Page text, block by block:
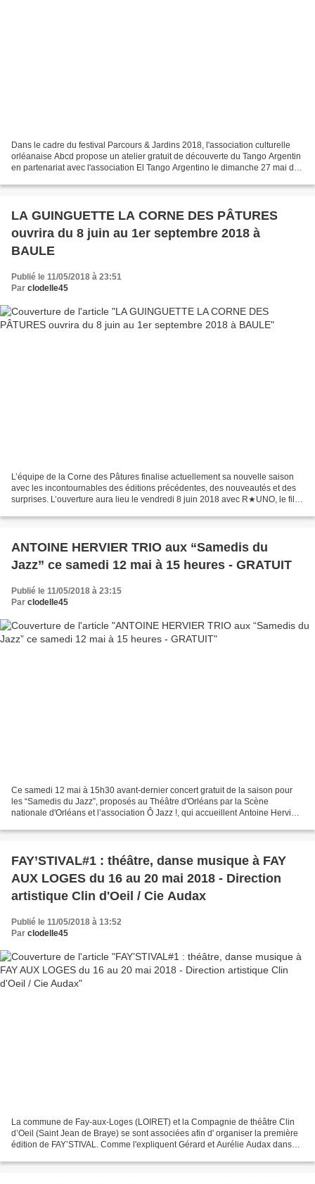
Dans le cadre du festival Parcours & Jardins 2018, l'association culturelle
orléanaise Abcd propose un atelier gratuit de découverte du Tango Argentin
en partenariat avec l'association El Tango Argentino le dimanche 27 mai de
LA GUINGUETTE LA CORNE DES PÂTURES
ouvrira du 8 juin au 1er septembre 2018 à
BAULE
Publié le 11/05/2018 à 23:51
Par clodelle45
L’équipe de la Corne des Pâtures finalise actuellement sa nouvelle saison
avec les incontournables des éditions précédentes, des nouveautés et des
surprises. L’ouverture aura lieu le vendredi 8 juin 2018 avec R★UNO, le fils
ANTOINE HERVIER TRIO aux “Samedis du
Jazz” ce samedi 12 mai à 15 heures - GRATUIT
Publié le 11/05/2018 à 23:15
Par clodelle45
Ce samedi 12 mai à 15h30 avant-dernier concert gratuit de la saison pour
les “Samedis du Jazz”, proposés au Théâtre d'Orléans par la Scène
nationale d'Orléans et l’association Ô Jazz !, qui accueillent Antoine Hervier
FAY’STIVAL#1 : théâtre, danse musique à FAY
AUX LOGES du 16 au 20 mai 2018 - Direction
artistique Clin d'Oeil / Cie Audax
Publié le 11/05/2018 à 13:52
Par clodelle45
La commune de Fay-aux-Loges (LOIRET) et la Compagnie de théâtre Clin
d’Oeil (Saint Jean de Braye) se sont associées afin d' organiser la première
édition de FAY’STIVAL. Comme l'expliquent Gérard et Aurélie Audax dans